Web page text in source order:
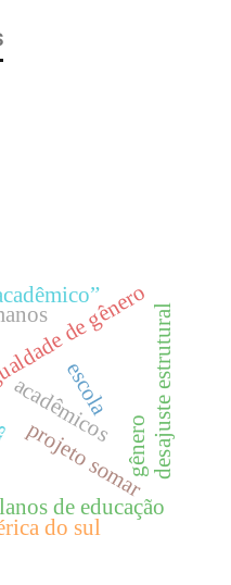
projeto somar
de gênero
acadêmicos
de educação
gênerodesajuste estrutural
do sul
escola